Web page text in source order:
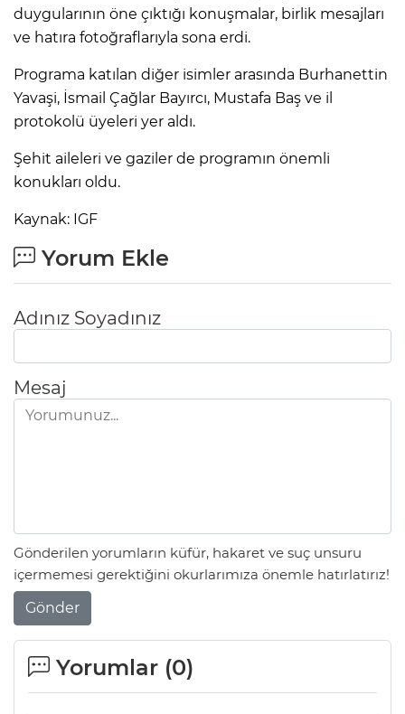
duygularının öne çıktığı konuşmalar, birlik mesajları
ve hatıra fotoğraflarıyla sona erdi.
Programa katılan diğer isimler arasında Burhanettin
Yavaşi, İsmail Çağlar Bayırcı, Mustafa Baş ve il
protokolü üyeleri yer aldı.
Şehit aileleri ve gaziler de programın önemli
konukları oldu.
Kaynak: IGF
Yorum Ekle
Adınız Soyadınız
Mesaj
Gönderilen yorumların küfür, hakaret ve suç unsuru
içermemesi gerektiğini okurlarımıza önemle hatırlatırız!
Gönder
Yorumlar (0)